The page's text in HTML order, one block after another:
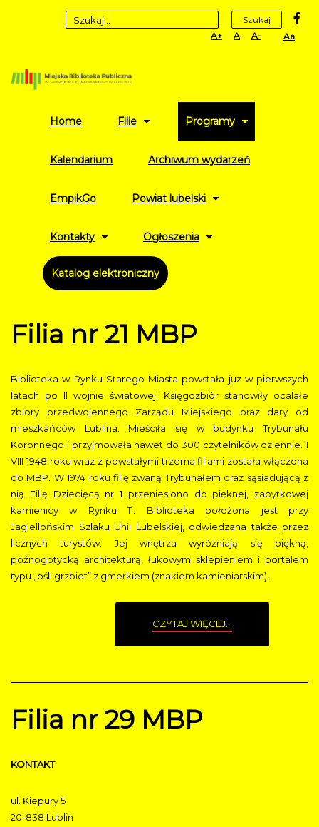
Szukaj
Set
LargerDefault
Set
Smaller
High
Home Filie Programy
Kalendarium Archiwum wydarzeń
EmpikGo Powiat lubelski
Kontakty Ogłoszenia
Katalog elektroniczny
Filia nr 21 MBP
Biblioteka w Rynku Starego Miasta powstała już w pierwszych
latach po II wojnie światowej. Księgozbiór stanowiły ocalałe
zbiory przedwojennego Zarządu Miejskiego oraz dary od
mieszkańców Lublina. Mieściła się w budynku Trybunału
Koronnego i przyjmowała nawet do 300 czytelników dziennie. 1
VIII 1948 roku wraz z powstałymi trzema filiami została włączona
do MBP. W 1974 roku filię zwaną Trybunałem oraz sąsiadującą z
nią Filię Dziecięcą nr 1 przeniesiono do pięknej, zabytkowej
kamienicy w Rynku 11. Biblioteka położona jest przy
Jagiellońskim Szlaku Unii Lubelskiej, odwiedzana także przez
licznych turystów. Jej wnętrza wyróżniają się piękną,
późnogotycką architekturą, łukowym sklepieniem i portalem
typu „ośli grzbiet” z gmerkiem (znakiem kamieniarskim).
CZYTAJ WIĘCEJ...
Filia nr 29 MBP
KONTAKT
ul. Kiepury 5
20-838 Lublin